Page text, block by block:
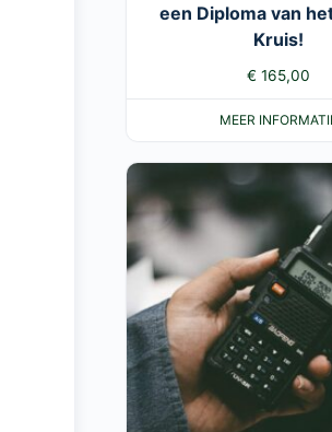
een Diploma van
Kruis!
€ 165,00
MEER